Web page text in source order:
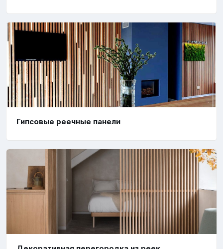
Гипсовые реечные панели